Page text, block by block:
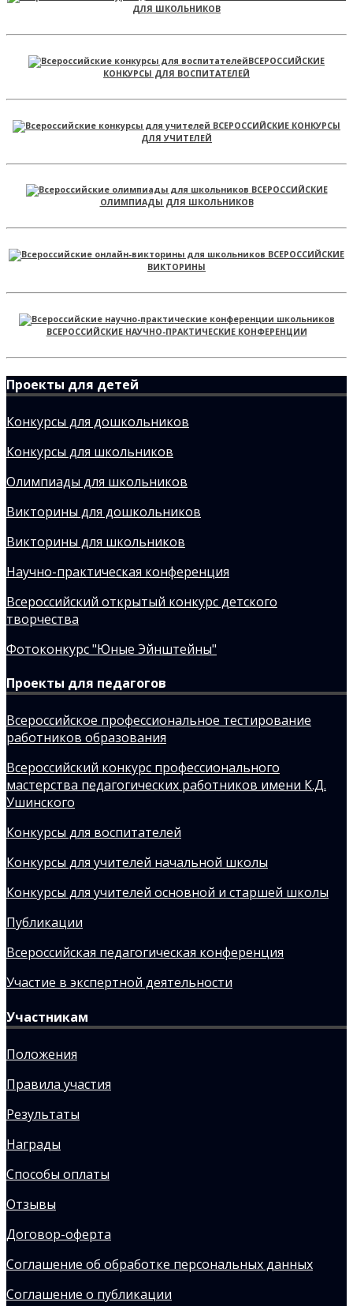
ДЛЯ ШКОЛЬНИКОВ
ВСЕРОССИЙСКИЕ
КОНКУРСЫ ДЛЯ ВОСПИТАТЕЛЕЙ
ВСЕРОССИЙСКИЕ КОНКУРСЫ
ДЛЯ УЧИТЕЛЕЙ
ВСЕРОССИЙСКИЕ
ОЛИМПИАДЫ ДЛЯ ШКОЛЬНИКОВ
ВСЕРОССИЙСКИЕ
ВИКТОРИНЫ
ВСЕРОССИЙСКИЕ НАУЧНО-ПРАКТИЧЕСКИЕ КОНФЕРЕНЦИИ
Проекты для детей
Конкурсы для дошкольников
Конкурсы для школьников
Олимпиады для школьников
Викторины для дошкольников
Викторины для школьников
Научно-практическая конференция
Всероссийский открытый конкурс детского
творчества
Фотоконкурс "Юные Эйнштейны"
Проекты для педагогов
Всероссийское профессиональное тестирование
работников образования
Всероссийский конкурс профессионального
мастерства педагогических работников имени К.Д.
Ушинского
Конкурсы для воспитателей
Конкурсы для учителей начальной школы
Конкурсы для учителей основной и старшей школы
Публикации
Всероссийская педагогическая конференция
Участие в экспертной деятельности
Участникам
Положения
Правила участия
Результаты
Награды
Способы оплаты
Отзывы
Договор-оферта
Соглашение об обработке персональных данных
Соглашение о публикации